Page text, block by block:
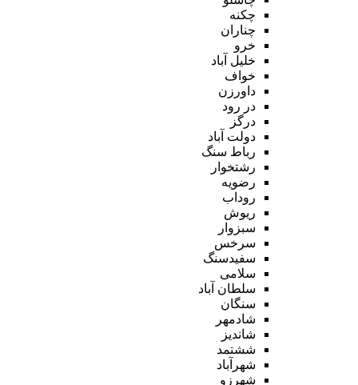
چکنه
چناران
خرو
خلیل آباد
خواف
داورزن
در رود
درگز
دولت آباد
رباط سنگ
رشتخوار
رضویه
روداب
ریوش
سبزوار
سرخس
سفیدسنگ
سلامی
سلطان آباد
سنگان
شادمهر
شاندیز
ششتمد
شهرآباد
شهرزو